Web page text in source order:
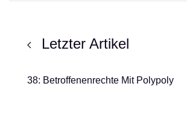
Letzter Artikel
38: Betroffenenrechte Mit Polypoly